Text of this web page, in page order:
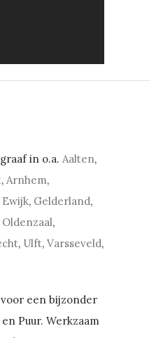
in o.a.Aalten,
,Arnhem,
Ewijk, Gelderland,
Oldenzaal,
, Ulft,Varsseveld,
een bijzonder
Puur. Werkzaam